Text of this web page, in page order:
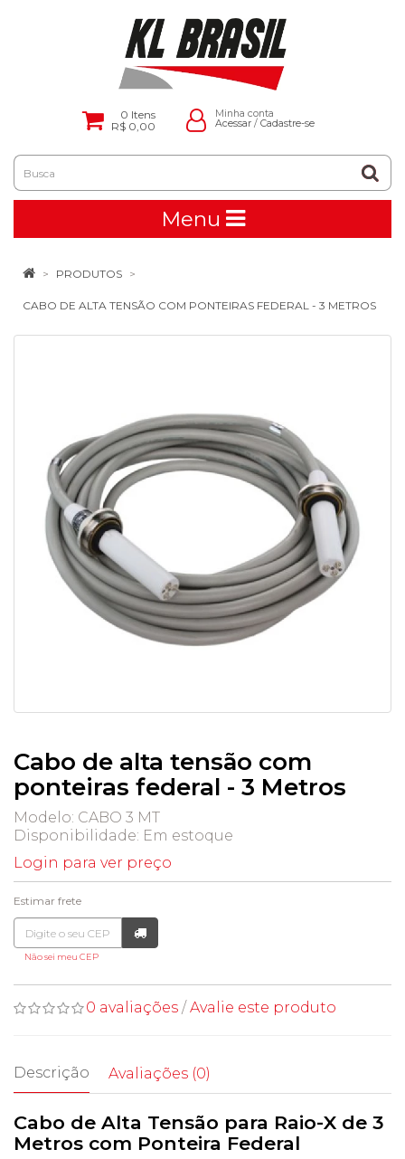
0 Itens
R$ 0,00
Minha conta
Acessar/ Cadastre-se
Menu
PRODUTOS
CABO DE ALTA TENSÃO COM PONTEIRAS FEDERAL - 3 METROS
Cabo de alta tensão com
ponteiras federal - 3 Metros
Modelo: CABO 3 MT
Disponibilidade: Em estoque
Login para ver preço
Estimar frete
Não sei meu CEP
0 avaliações / Avalie este produto
Descrição Avaliações (0)
Cabo de Alta Tensão para Raio-X de 3
Metros com Ponteira Federal